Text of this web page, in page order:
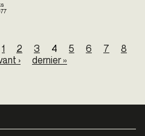
1 2 3 4 5 6 7
8
› dernier »